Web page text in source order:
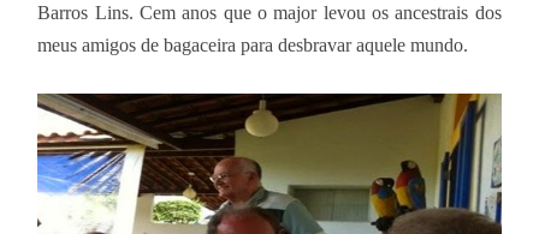
Barros Lins. Cem anos que o major levou os ancestrais dos
meus amigos de bagaceira para desbravar aquele mundo.